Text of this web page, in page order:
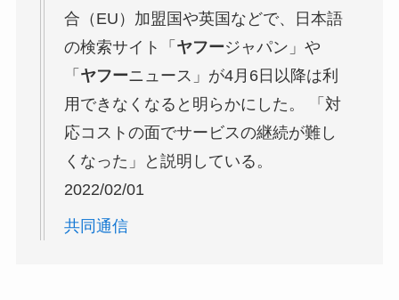
合（EU）加盟国や英国などで、日本語
の検索サイト「 ヤフージャパン」や
「 ヤフーニュース」が4月6日以降は利
用できなくなると明らかにした。 「対
応コストの面でサービスの継続が難し
くなった」と説明している。
2022/02/01
共同通信